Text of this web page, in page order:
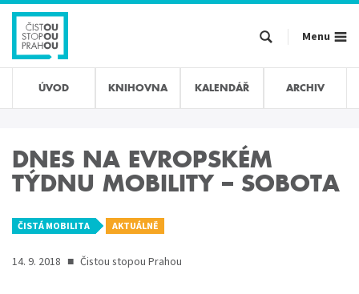
Přejít
hlavnímu
obsahu
Menu
ÚVOD KNIHOVNA KALENDÁŘ ARCHIV
DNES NA EVROPSKÉM
TÝDNU MOBILITY – SOBOTA
ČISTÁ MOBILITA AKTUÁLNĚ
14. 9. 2018 ■ Čistou stopou Prahou